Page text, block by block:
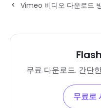
Vimeo 비디오 다운로드
무료 다운로드. 간단
무료로